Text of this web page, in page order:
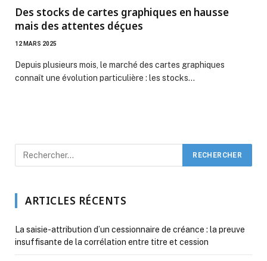
Des stocks de cartes graphiques en hausse
mais des attentes déçues
12 MARS 2025
Depuis plusieurs mois, le marché des cartes graphiques
connaît une évolution particulière : les stocks…
ARTICLES RÉCENTS
La saisie-attribution d’un cessionnaire de créance : la preuve
insuffisante de la corrélation entre titre et cession